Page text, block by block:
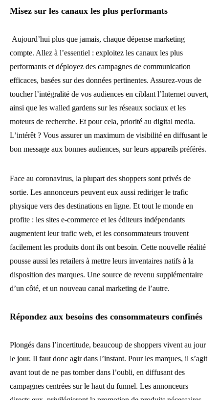
Misez sur les canaux les plus performants
Aujourd’hui plus que jamais, chaque dépense marketing
compte. Allez à l’essentiel : exploitez les canaux les plus
performants et déployez des campagnes de communication
efficaces, basées sur des données pertinentes. Assurez-vous de
toucher l’intégralité de vos audiences en ciblant l’Internet ouvert,
ainsi que les walled gardens sur les réseaux sociaux et les
moteurs de recherche. Et pour cela, priorité au digital media.
L’intérêt ? Vous assurer un maximum de visibilité en diffusant le
bon message aux bonnes audiences, sur leurs appareils préférés.
Face au coronavirus, la plupart des shoppers sont privés de
sortie. Les annonceurs peuvent eux aussi rediriger le trafic
physique vers des destinations en ligne. Et tout le monde en
profite : les sites e-commerce et les éditeurs indépendants
augmentent leur trafic web, et les consommateurs trouvent
facilement les produits dont ils ont besoin. Cette nouvelle réalité
pousse aussi les retailers à mettre leurs inventaires natifs à la
disposition des marques. Une source de revenu supplémentaire
d’un côté, et un nouveau canal marketing de l’autre.
Répondez aux besoins des consommateurs confinés
Plongés dans l’incertitude, beaucoup de shoppers vivent au jour
le jour. Il faut donc agir dans l’instant. Pour les marques, il s’agit
avant tout de ne pas tomber dans l’oubli, en diffusant des
campagnes centrées sur le haut du funnel. Les annonceurs